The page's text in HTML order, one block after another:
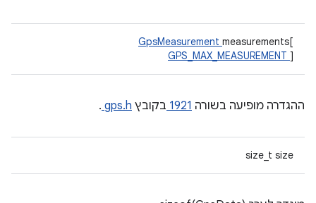
GpsMeasurement measurements[
GPS_MAX_MEASUREMENT ]
ההגדרה מופיעה בשורה 1921 בקובץ gps.h
.
size_t size